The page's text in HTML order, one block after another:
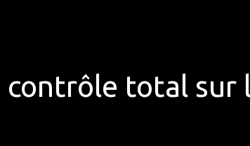
contrôle total sur